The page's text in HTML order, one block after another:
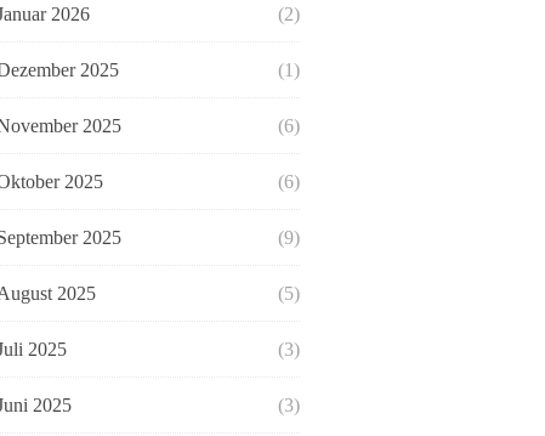
2026 (2)
2025 (1)
2025 (6)
2025 (6)
2025 (9)
2025 (5)
2025 (3)
2025 (3)